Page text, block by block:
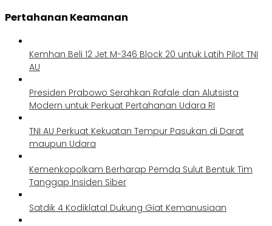
Pertahanan Keamanan
Kemhan Beli 12 Jet M-346 Block 20 untuk Latih Pilot TNI
AU
Presiden Prabowo Serahkan Rafale dan Alutsista
Modern untuk Perkuat Pertahanan Udara RI
TNI AU Perkuat Kekuatan Tempur Pasukan di Darat
maupun Udara
Kemenkopolkam Berharap Pemda Sulut Bentuk Tim
Tanggap Insiden Siber
Satdik 4 Kodiklatal Dukung Giat Kemanusiaan